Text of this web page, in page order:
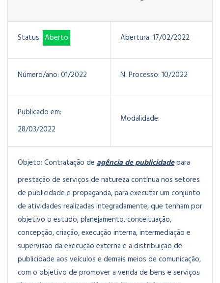
Status: Aberto Abertura: 17/02/2022
Número/ano: 01/2022 N. Processo: 10/2022
Publicado em:
28/03/2022
Modalidade:
Objeto: Contratação de agência de publicidadepara
prestação de serviços de natureza contínua nos setores
de publicidade e propaganda, para executar um conjunto
de atividades realizadas integradamente, que tenham por
objetivo o estudo, planejamento, conceituação,
concepção, criação, execução interna, intermediação e
supervisão da execução externa e a distribuição de
publicidade aos veículos e demais meios de comunicação,
com o objetivo de promover a venda de bens e serviços